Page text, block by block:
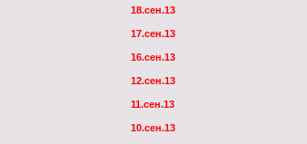
18.сен.13
17.сен.13
16.сен.13
12.сен.13
11.сен.13
10.сен.13